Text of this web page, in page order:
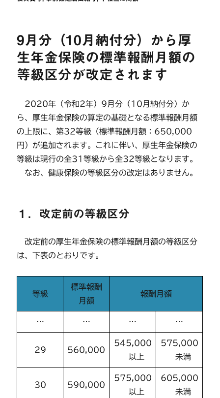
9月分（10月納付分）から厚
生年金保険の標準報酬月額の
等級区分が改定されます
2020年（令和2年）9月分（10月納付分）か
ら、厚生年金保険の算定の基礎となる標準報酬月額
の上限に、第32等級（標準報酬月額：650,000
円）が追加されます。これに伴い、厚生年金保険の
等級は現行の全31等級から全32等級となります。
なお、健康保険の等級区分の改定はありません。
１．改定前の等級区分
改定前の厚生年金保険の標準報酬月額の等級区分
は、下表のとおりです。
等級
標準報酬
月額
報酬月額
… … … …
29 560,000
545,000
以上
575,000
未満
30 590,000
575,000
以上
605,000
未満